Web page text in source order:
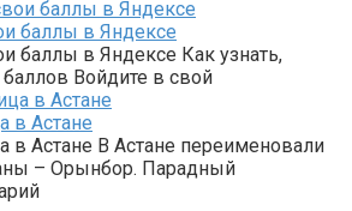
баллы в Яндексе
баллы в Яндексе Как узнать,
Войдите в свой
в Астане
в Астане В Астане переименовали
– Орынбор. Парадный